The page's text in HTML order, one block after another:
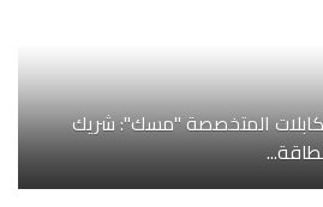
المتخصصة "مسك": شريك